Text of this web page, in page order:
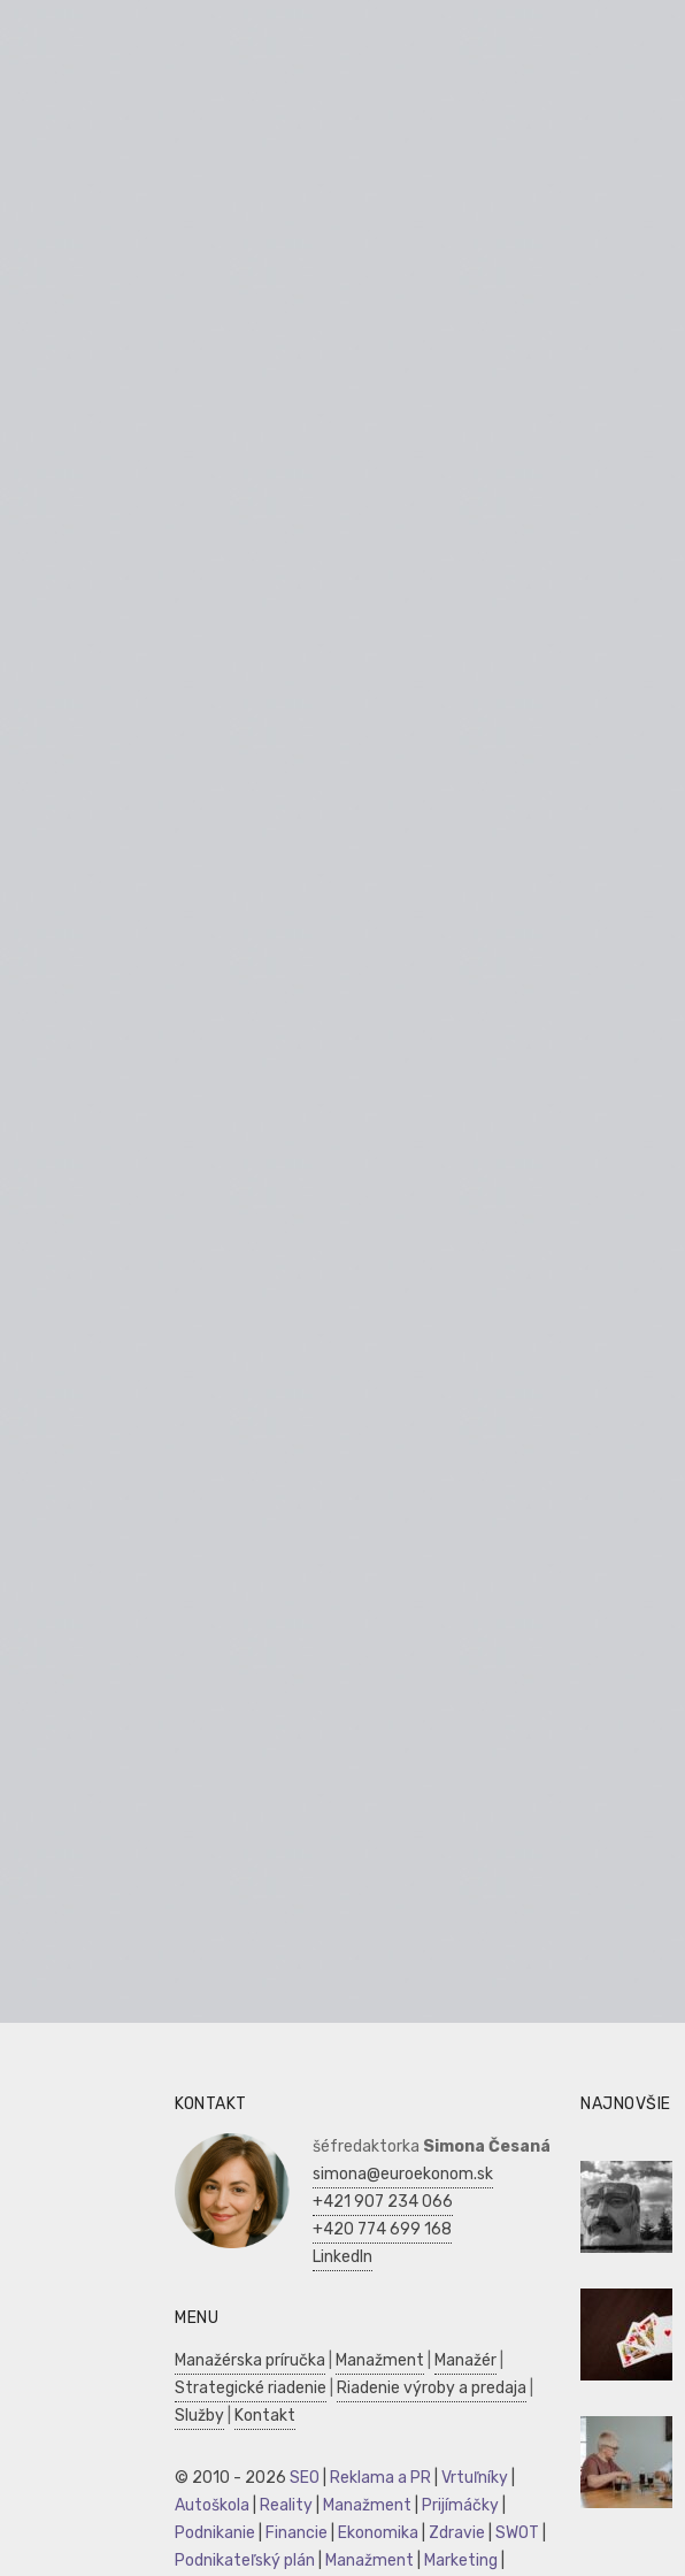
KONTAKT
šéfredaktorka Simona Česaná
simona@euroekonom.sk
+421 907 234 066
+420 774 699 168
LinkedIn
MENU
Manažérska príručka Manažment Manažér
Strategické riadenie
Riadenie výroby a predaja
Služby
Kontakt
© 2010 - 2026 SEO Reklama a PR Vrtuľníky
Autoškola
Reality Manažment Prijímáčky
Podnikanie
Financie Ekonomika Zdravie SWOT
Podnikateľský plán
Manažment Marketing
NAJNOVŠIE